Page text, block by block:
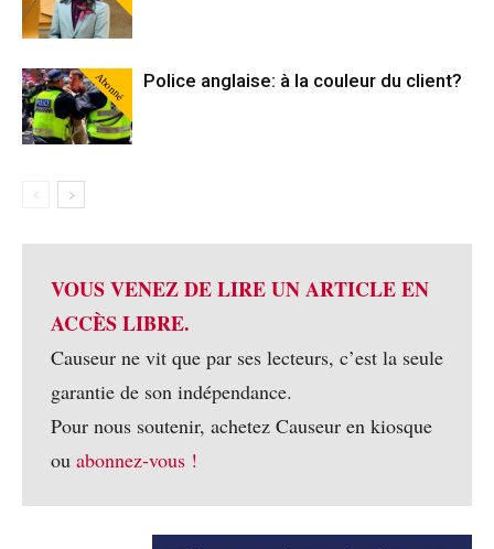
Abonné Police anglaise: à la couleur du client?
VOUS VENEZ DE LIRE UN ARTICLE EN
ACCÈS LIBRE.
Causeur ne vit que par ses lecteurs, c’est la seule
garantie de son indépendance.
Pour nous soutenir, achetez Causeur en kiosque
ou abonnez-vous !